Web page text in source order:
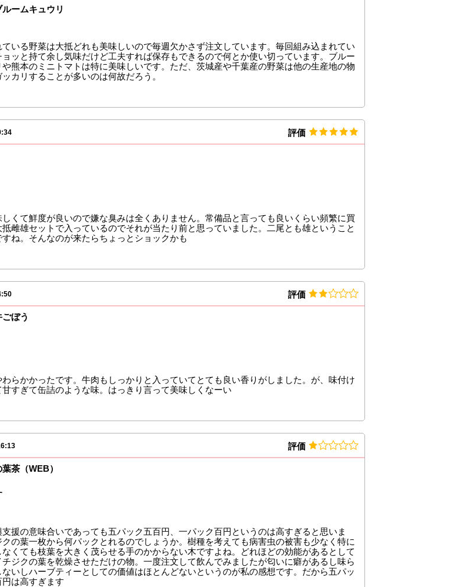
ームキュウリ
いる野菜は大抵どれも美味しいので毎週欠かさず注文しています。毎回組み込まれてい
ョッと持て余し気味だけど工夫すれば保存もできるので何とか使い切っています。ブルー
や熊本のミニトマトは特に美味しいです。ただ、茨城産や千葉産の野菜は他の生産地の物
カリすることが多いのは何故だろう。
評価
くて鮮度が良いので嫌な臭みは全くありません。常備品と言っても良いくらい頻繁に買
抵雌雄セットで入っているのでそれが当たり前と思っていました。二尾とも雄ということ
すね。そんなのが来たらちょっとショックかも
評価
ぼう
わらかかったです。牛肉もしっかりと入っていてとても良い香りがしました。が、味付け
甘すぎて缶詰のような味。はっきり言って美味しくなーい
評価
茶（WEB）
支援の意味合いであっても五パック五百円、一パック百円というのは高すぎると思いま
の葉一枚から何パックとれるのでしょうか。樹種を考えても病害虫の被害も少なく特に
くても枝葉を大きく茂らせる手のかからない木ですよね。どれほどの効能があるとして
チジクの葉を乾燥させただけの物。一度注文して飲んでみましたが匂いに癖があるし味ら
ないしハーブティーとしての価値はほとんどないというのが私の感想です。だから五パッ
は高すぎます